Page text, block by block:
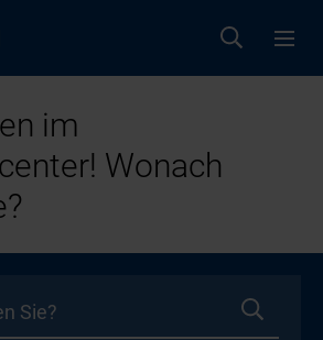
im
Wonach